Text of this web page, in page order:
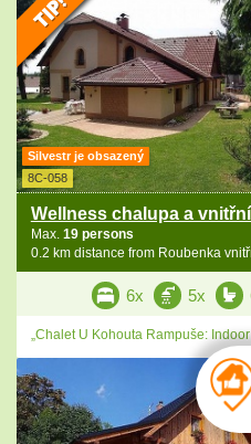
Silvestr je obsazený
8C-058
Wellness chalupa a
Max. 19 persons
0.2 km distance from Roubenka
6x 5x
„Chalet U Kohouta Rampuše: